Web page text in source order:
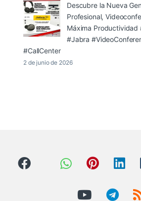
Descubre la Nueva
Profesional,
Máxima Productividad
#Jabra
#CallCenter
2 de junio de 2026